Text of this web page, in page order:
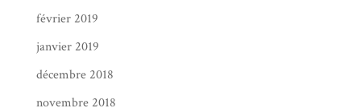
février 2019
janvier 2019
décembre 2018
novembre 2018